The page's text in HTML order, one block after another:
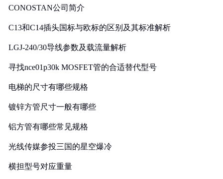
CONOSTAN公司简介
C13和C14插头国标与欧标的区别及其标准解析
LGJ-240/30导线参数及载流量解析
寻找nce01p30k MOSFET管的合适替代型号
电梯的尺寸有哪些规格
镀锌方管尺寸一般有哪些
铝方管有哪些常见规格
光线传媒参投三国的星空爆冷
横担型号对应重量